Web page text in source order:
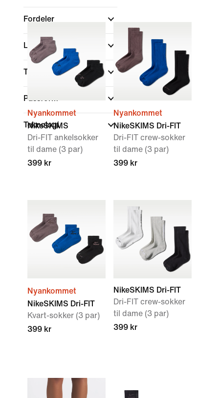
Fordeler
Liv
Type hals
Passform
Teknologi
Nyankommet
NikeSKIMS
Dri-FIT ankelsokker
til dame (3 par)
399 kr
Nyankommet
NikeSKIMS Dri-FIT
Dri-FIT crew-sokker
til dame (3 par)
399 kr
Nyankommet
NikeSKIMS Dri-FIT
Kvart-sokker (3 par)
399 kr
NikeSKIMS Dri-FIT
Dri-FIT crew-sokker
til dame (3 par)
399 kr